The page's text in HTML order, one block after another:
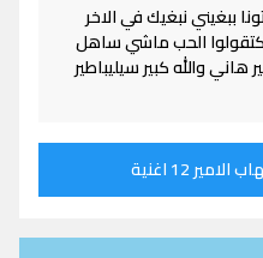
ببغيني نبغيك في الاخر
الحب ماشي ساهل
هاني والله كبير سيليباطير
12 اغنية